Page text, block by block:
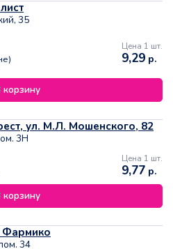
35
Цена 1 шт.
9,29 р.
корзину
ул. М.Л. Мошенского, 82
3Н
Цена 1 шт.
9,77 р.
корзину
34